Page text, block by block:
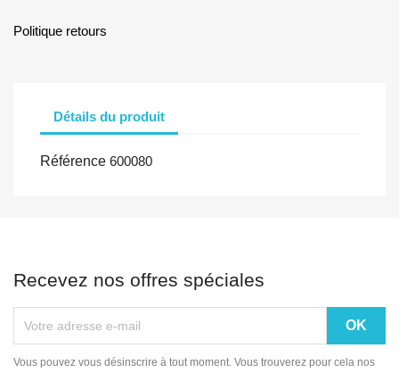
Politique retours
Détails du produit
Référence 600080
Recevez nos offres spéciales
Vous pouvez vous désinscrire à tout moment. Vous trouverez pour cela nos